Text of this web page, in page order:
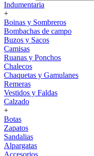
Indumentaria
+
Boinas y Sombreros
Bombachas de campo
Buzos y Sacos
Camisas
Ruanas y Ponchos
Chalecos
Chaquetas y Gamulanes
Remeras
Vestidos y Faldas
Calzado
+
Botas
Zapatos
Sandalias
Alpargatas
Accesorios